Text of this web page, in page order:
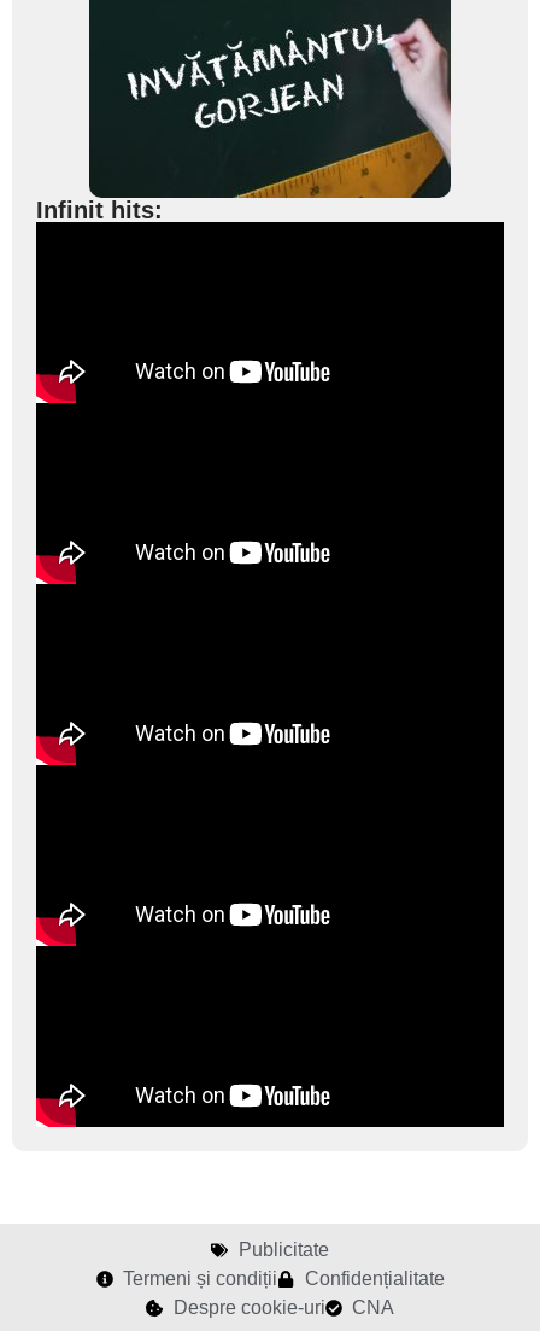
Infinit hits:
Publicitate
Termeni și condiții
Confidențialitate
Despre cookie-uri
CNA